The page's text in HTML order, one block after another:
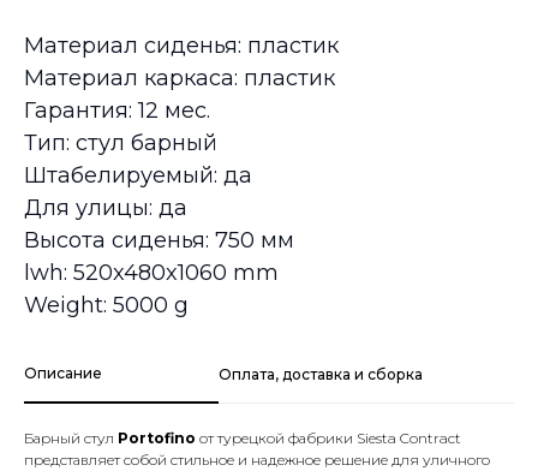
Материал сиденья: пластик
Материал каркаса: пластик
Гарантия: 12 мес.
Тип: стул барный
Штабелируемый: да
Для улицы: да
Высота сиденья: 750 мм
lwh: 520x480x1060 mm
Weight: 5000 g
Описание Оплата, доставка и сборка
Барный стул Portofino от турецкой фабрики Siesta Contract
представляет собой стильное и надежное решение для уличного